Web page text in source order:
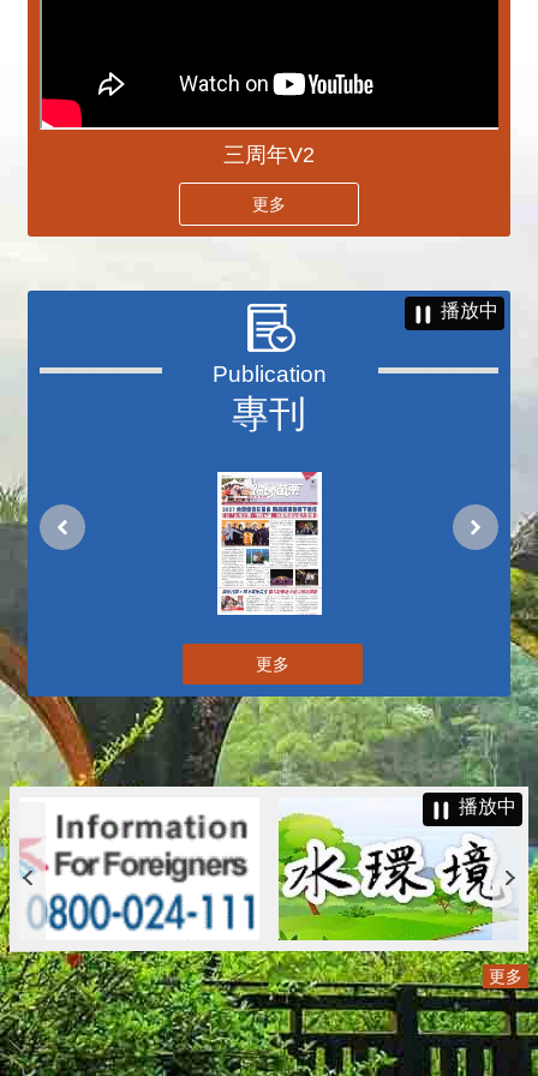
三周年V2
更多
專刊
播放中
更多
播放中
更多